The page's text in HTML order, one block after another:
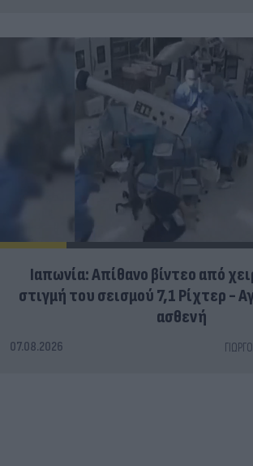
Ιαπωνία: Απίθανο βίντεο από
στιγμή του σεισμού 7,1 Ρίχτερ -
ασθενή
07.08.2026